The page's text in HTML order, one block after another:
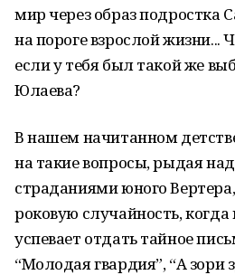
мир через образ подростка
на пороге взрослой жизни...
если у тебя был такой же
Юлаева?
В нашем начитанном
на такие вопросы, рыдая
страданиями юного
роковую случайность,
успевает отдать тайное
“Молодая гвардия”, “А зори